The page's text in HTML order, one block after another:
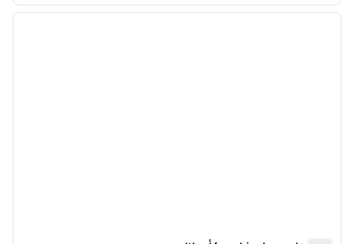
1 من 12
الصورة